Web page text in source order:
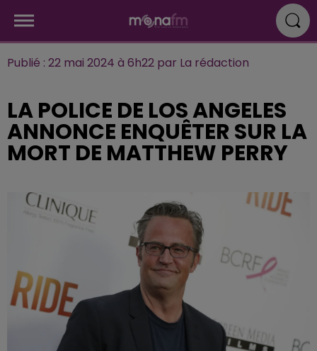
Publié : 22 mai 2024 à 6h22 par La rédaction
LA POLICE DE LOS ANGELES
ANNONCE ENQUÊTER SUR LA
MORT DE MATTHEW PERRY